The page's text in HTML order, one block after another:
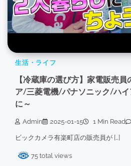
生活・ライフ
【冷蔵庫の選び方】家電販売
ア/三菱電機/パナソニック/ハ
に～
Admin 2025-01-15 1 Min Read
ビックカメラ有楽町店の販売員が […]
75 total views